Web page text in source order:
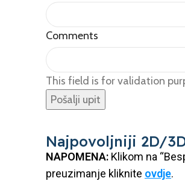
Comments
This field is for validation
Najpovoljniji 2D/
NAPOMENA: Klikom na
preuzimanje kliknite ovdje.